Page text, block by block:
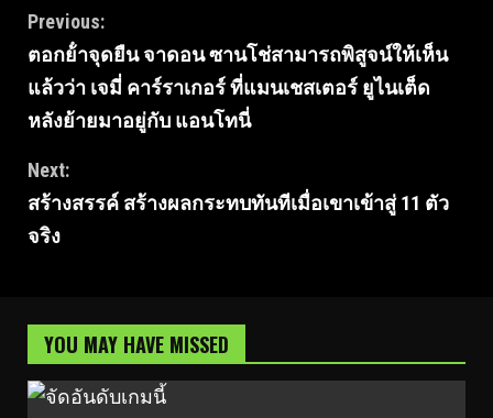
Continue
Reading
Previous:
ตอกย้ําจุดยืน จาดอน ซานโช่สามารถพิสูจน์ให้เห็น
แล้วว่า เจมี่ คาร์ราเกอร์ ที่แมนเชสเตอร์ ยูไนเต็ด
หลังย้ายมาอยู่กับ แอนโทนี่
Next:
สร้างสรรค์ สร้างผลกระทบทันทีเมื่อเขาเข้าสู่ 11 ตัว
จริง
YOU MAY HAVE MISSED